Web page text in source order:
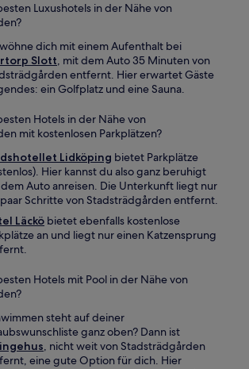
Luxushotels in der Nähe von
dich mit einem Aufenthalt bei
Slott, mit dem Auto 35 Minuten von
entfernt. Hier erwartet Gäste
ein Golfplatz und eine Sauna.
Hotels in der Nähe von
mit kostenlosen Parkplätzen?
Lidköping bietet Parkplätze
Hier kannst du also ganz beruhigt
Auto anreisen. Die Unterkunft liegt nur
Schritte von Stadsträdgården entfernt.
Läckö bietet ebenfalls kostenlose
an und liegt nur einen Katzensprung
Hotels mit Pool in der Nähe von
steht auf deiner
ganz oben? Dann ist
, nicht weit von Stadsträdgården
eine gute Option für dich. Hier